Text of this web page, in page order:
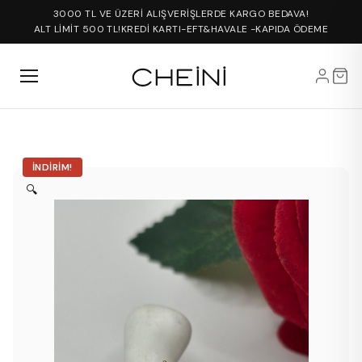
3000 TL VE ÜZERİ ALIŞVERİŞLERDE KARGO BEDAVA!
ALT LİMİT 500 TL!KREDİ KARTI-EFT&HAVALE -KAPIDA ÖDEME
İNDIRIM!
🔍